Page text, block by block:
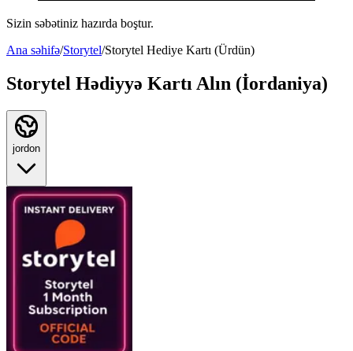
Sizin səbətiniz hazırda boştur.
Ana səhifə/Storytel/Storytel Hediye Kartı (Ürdün)
Storytel Hədiyyə Kartı Alın (İordaniya)
jordon